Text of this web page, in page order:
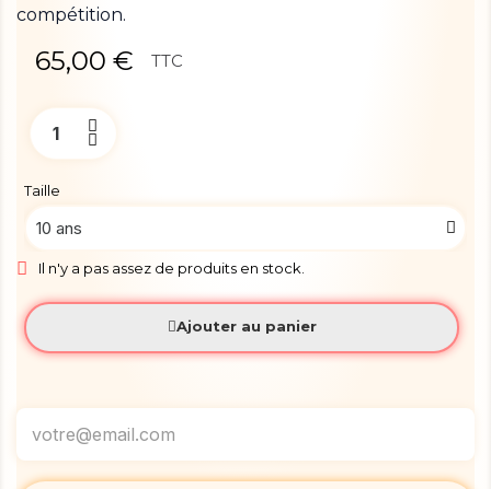
compétition.
65,00 € TTC
Taille
Il n'y a pas assez de produits en stock.
Ajouter au panier